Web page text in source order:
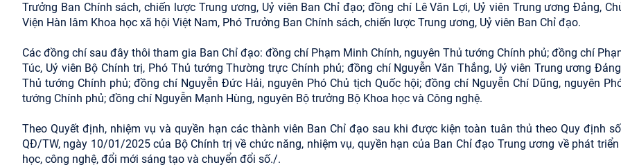
Trưởng Ban Chính sách, chiến lược Trung ương, Uỷ viên Ban Chỉ đạo; đồng chí Lê Văn Lợi, Uỷ viên Trung ương Đảng,
Viện Hàn lâm Khoa học xã hội Việt Nam, Phó Trưởng Ban Chính sách, chiến lược Trung ương, Uỷ viên Ban Chỉ đạo.
Các đồng chí sau đây thôi tham gia Ban Chỉ đạo: đồng chí Phạm Minh Chính, nguyên Thủ tướng Chính phủ; đồng chí
Túc, Uỷ viên Bộ Chính trị, Phó Thủ tướng Thường trực Chính phủ; đồng chí Nguyễn Văn Thắng, Uỷ viên Trung ương
Thủ tướng Chính phủ; đồng chí Nguyễn Đức Hải, nguyên Phó Chủ tịch Quốc hội; đồng chí Nguyễn Chí Dũng, nguyên
tướng Chính phủ; đồng chí Nguyễn Mạnh Hùng, nguyên Bộ trưởng Bộ Khoa học và Công nghệ.
Theo Quyết định, nhiệm vụ và quyền hạn các thành viên Ban Chỉ đạo sau khi được kiện toàn tuân thủ theo Quy định
QĐ/TW, ngày 10/01/2025 của Bộ Chính trị về chức năng, nhiệm vụ, quyền hạn của Ban Chỉ đạo Trung ương về phát triển
học, công nghệ, đổi mới sáng tạo và chuyển đổi số./.